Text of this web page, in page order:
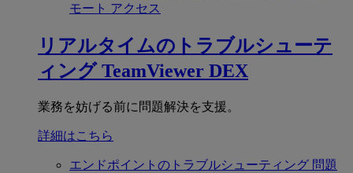
モート アクセス
リアルタイムのトラブルシューテ
ィング TeamViewer DEX
業務を妨げる前に問題解決を支援。
詳細はこちら
エンドポイントのトラブルシューティング 問題